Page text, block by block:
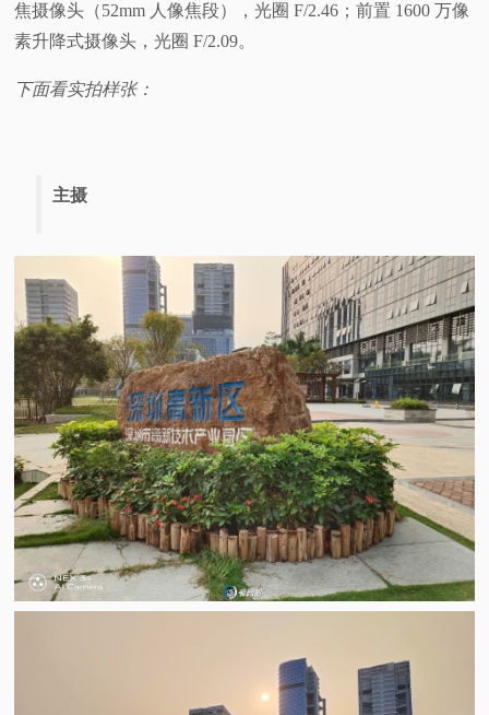
焦摄像头（52mm 人像焦段），光圈 F/2.46；前置 1600 万像
素升降式摄像头，光圈 F/2.09。
下面看实拍样张：
主摄